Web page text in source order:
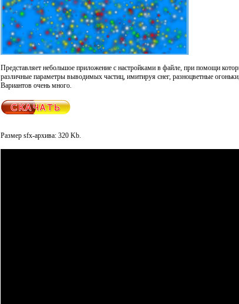
Представляет небольшое приложение с настройками в файле, при помощи
различные параметры выводимых частиц, имитируя снег, разноцветные
Вариантов очень много.
Размер sfx-архива: 320 Kb.